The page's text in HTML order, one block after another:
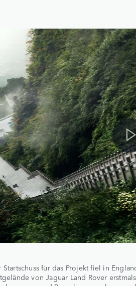
Startschuss für das Projekt fiel in
von Jaguar Land Rover